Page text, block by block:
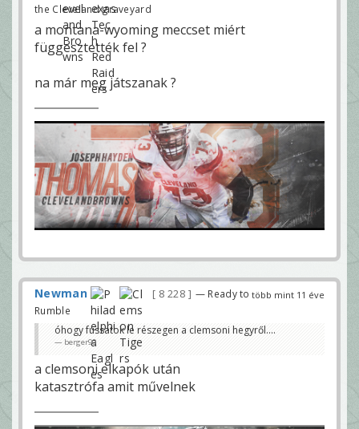
the Cleveland graveyard
a montana-wyoming meccset miért
függesztették fel ?
na már meg játszanak ?
több mint 11 éve
Newman 8 228
— Ready to
Rumble
óhogy fussatok le részegen a clemsoni hegyről....
berger90
a clemsoni elkapók után
katasztrófa amit művelnek